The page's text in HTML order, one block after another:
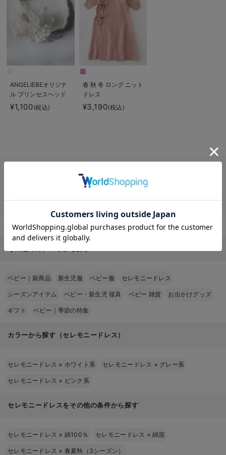
ANGELIEBEオリジナ
ル プリンセスヘッド
ドレス
¥1,100(税込)
春 秋 冬 ロング ニット
ドレス
¥3,190(税込)
ョップ。ゆったりとしたシルエット、通気性の良い素材、 そして授乳に便
利なデザインなど、おしゃれで可愛いセレモニードレス 生後1～3ケ月頃
ベビー｜新商品 新生児服 ベビー服 セレモニードレス
シーズンアイテム ベビー・新生児 寝具 ベビー 雑貨 お出かけグッズ
ギフト ベビー｜季節の特集
カラーから探す（セレモニードレス）
セレモニードレス × ホワイト系 セレモニードレス × グレー系
セレモニードレス × ピンク系
セレモニードレスをその他の条件から探す
セレモニードレス × 綿100％ セレモニードレス ×綿混
セレモニードレス × 春夏秋（3シーズン）
お気に入り商品を確認する